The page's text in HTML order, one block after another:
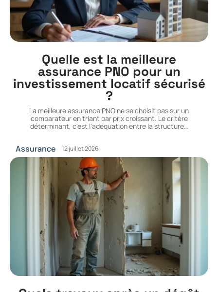
Quelle est la meilleure
assurance PNO pour un
investissement locatif sécurisé
?
La meilleure assurance PNO ne se choisit pas sur un
comparateur en triant par prix croissant. Le critère
déterminant, c'est l'adéquation entre la structure…
Assurance 12 juillet 2026